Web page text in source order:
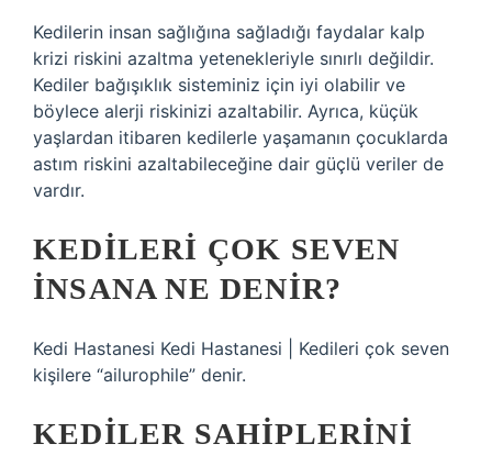
Kedilerin insan sağlığına sağladığı faydalar kalp
krizi riskini azaltma yetenekleriyle sınırlı değildir.
Kediler bağışıklık sisteminiz için iyi olabilir ve
böylece alerji riskinizi azaltabilir. Ayrıca, küçük
yaşlardan itibaren kedilerle yaşamanın çocuklarda
astım riskini azaltabileceğine dair güçlü veriler de
vardır.
KEDILERI ÇOK SEVEN
INSANA NE DENIR?
Kedi Hastanesi Kedi Hastanesi | Kedileri çok seven
kişilere “ailurophile” denir.
KEDILER SAHIPLERINI